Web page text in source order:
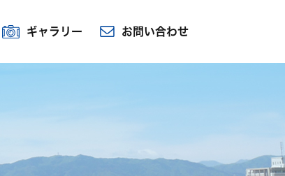
ギャラリー お問い合わせ